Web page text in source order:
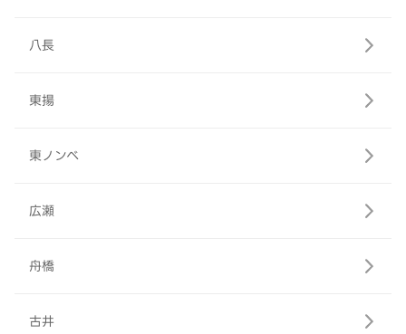
八長
東揚
東ノンベ
広瀬
舟橋
古井